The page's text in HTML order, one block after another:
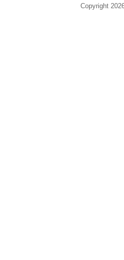
Copyright